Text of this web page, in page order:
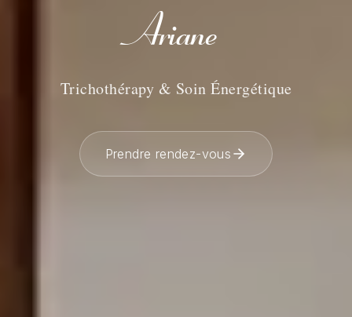
Ariane
Trichothérapy & Soin Énergétique
Prendre rendez-vous